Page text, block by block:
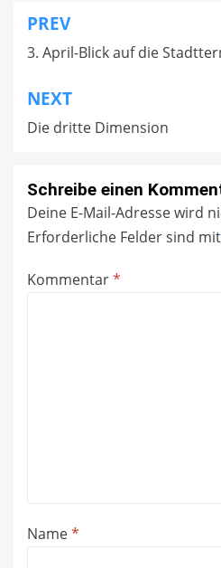
Beitragsnavigation
PREV
3. April-Blick auf die
NEXT
Die dritte Dimension
Schreibe einen
Deine E-Mail-Adresse wird
Erforderliche Felder sind mit
Kommentar*
Name*